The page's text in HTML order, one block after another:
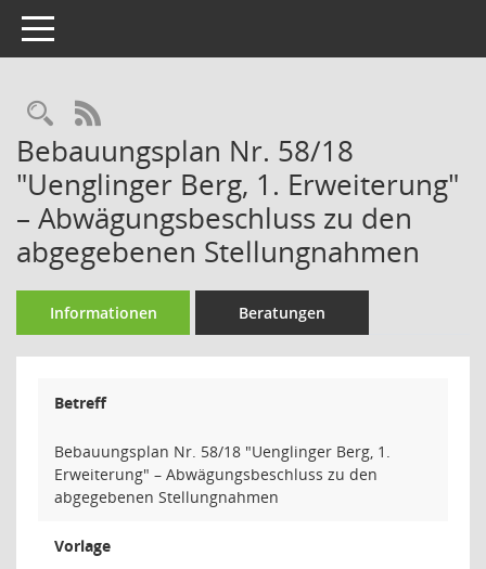
Toggle navigation
Rechercheauswahl
RSS-Feed
Bebauungsplan Nr. 58/18
"Uenglinger Berg, 1. Erweiterung"
– Abwägungsbeschluss zu den
abgegebenen Stellungnahmen
Informationen Beratungen
Betreff
Bebauungsplan Nr. 58/18 "Uenglinger Berg, 1.
Erweiterung" – Abwägungsbeschluss zu den
abgegebenen Stellungnahmen
Vorlage